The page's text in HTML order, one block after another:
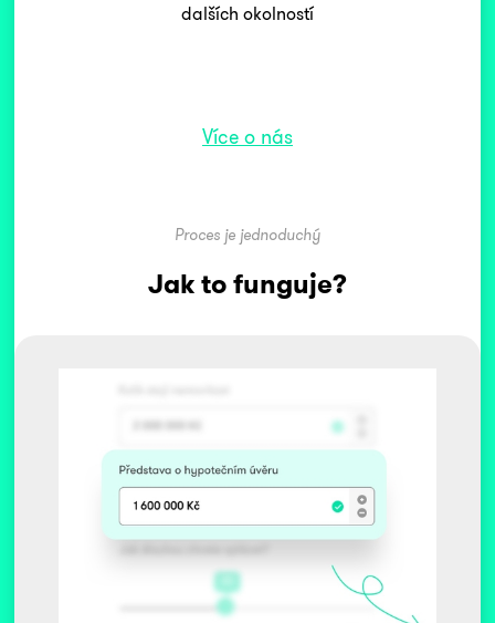
dalších okolností
Více o nás
Proces je jednoduchý
Jak to funguje?